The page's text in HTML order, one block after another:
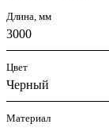
Длина, мм
3000
Цвет
Черный
Материал